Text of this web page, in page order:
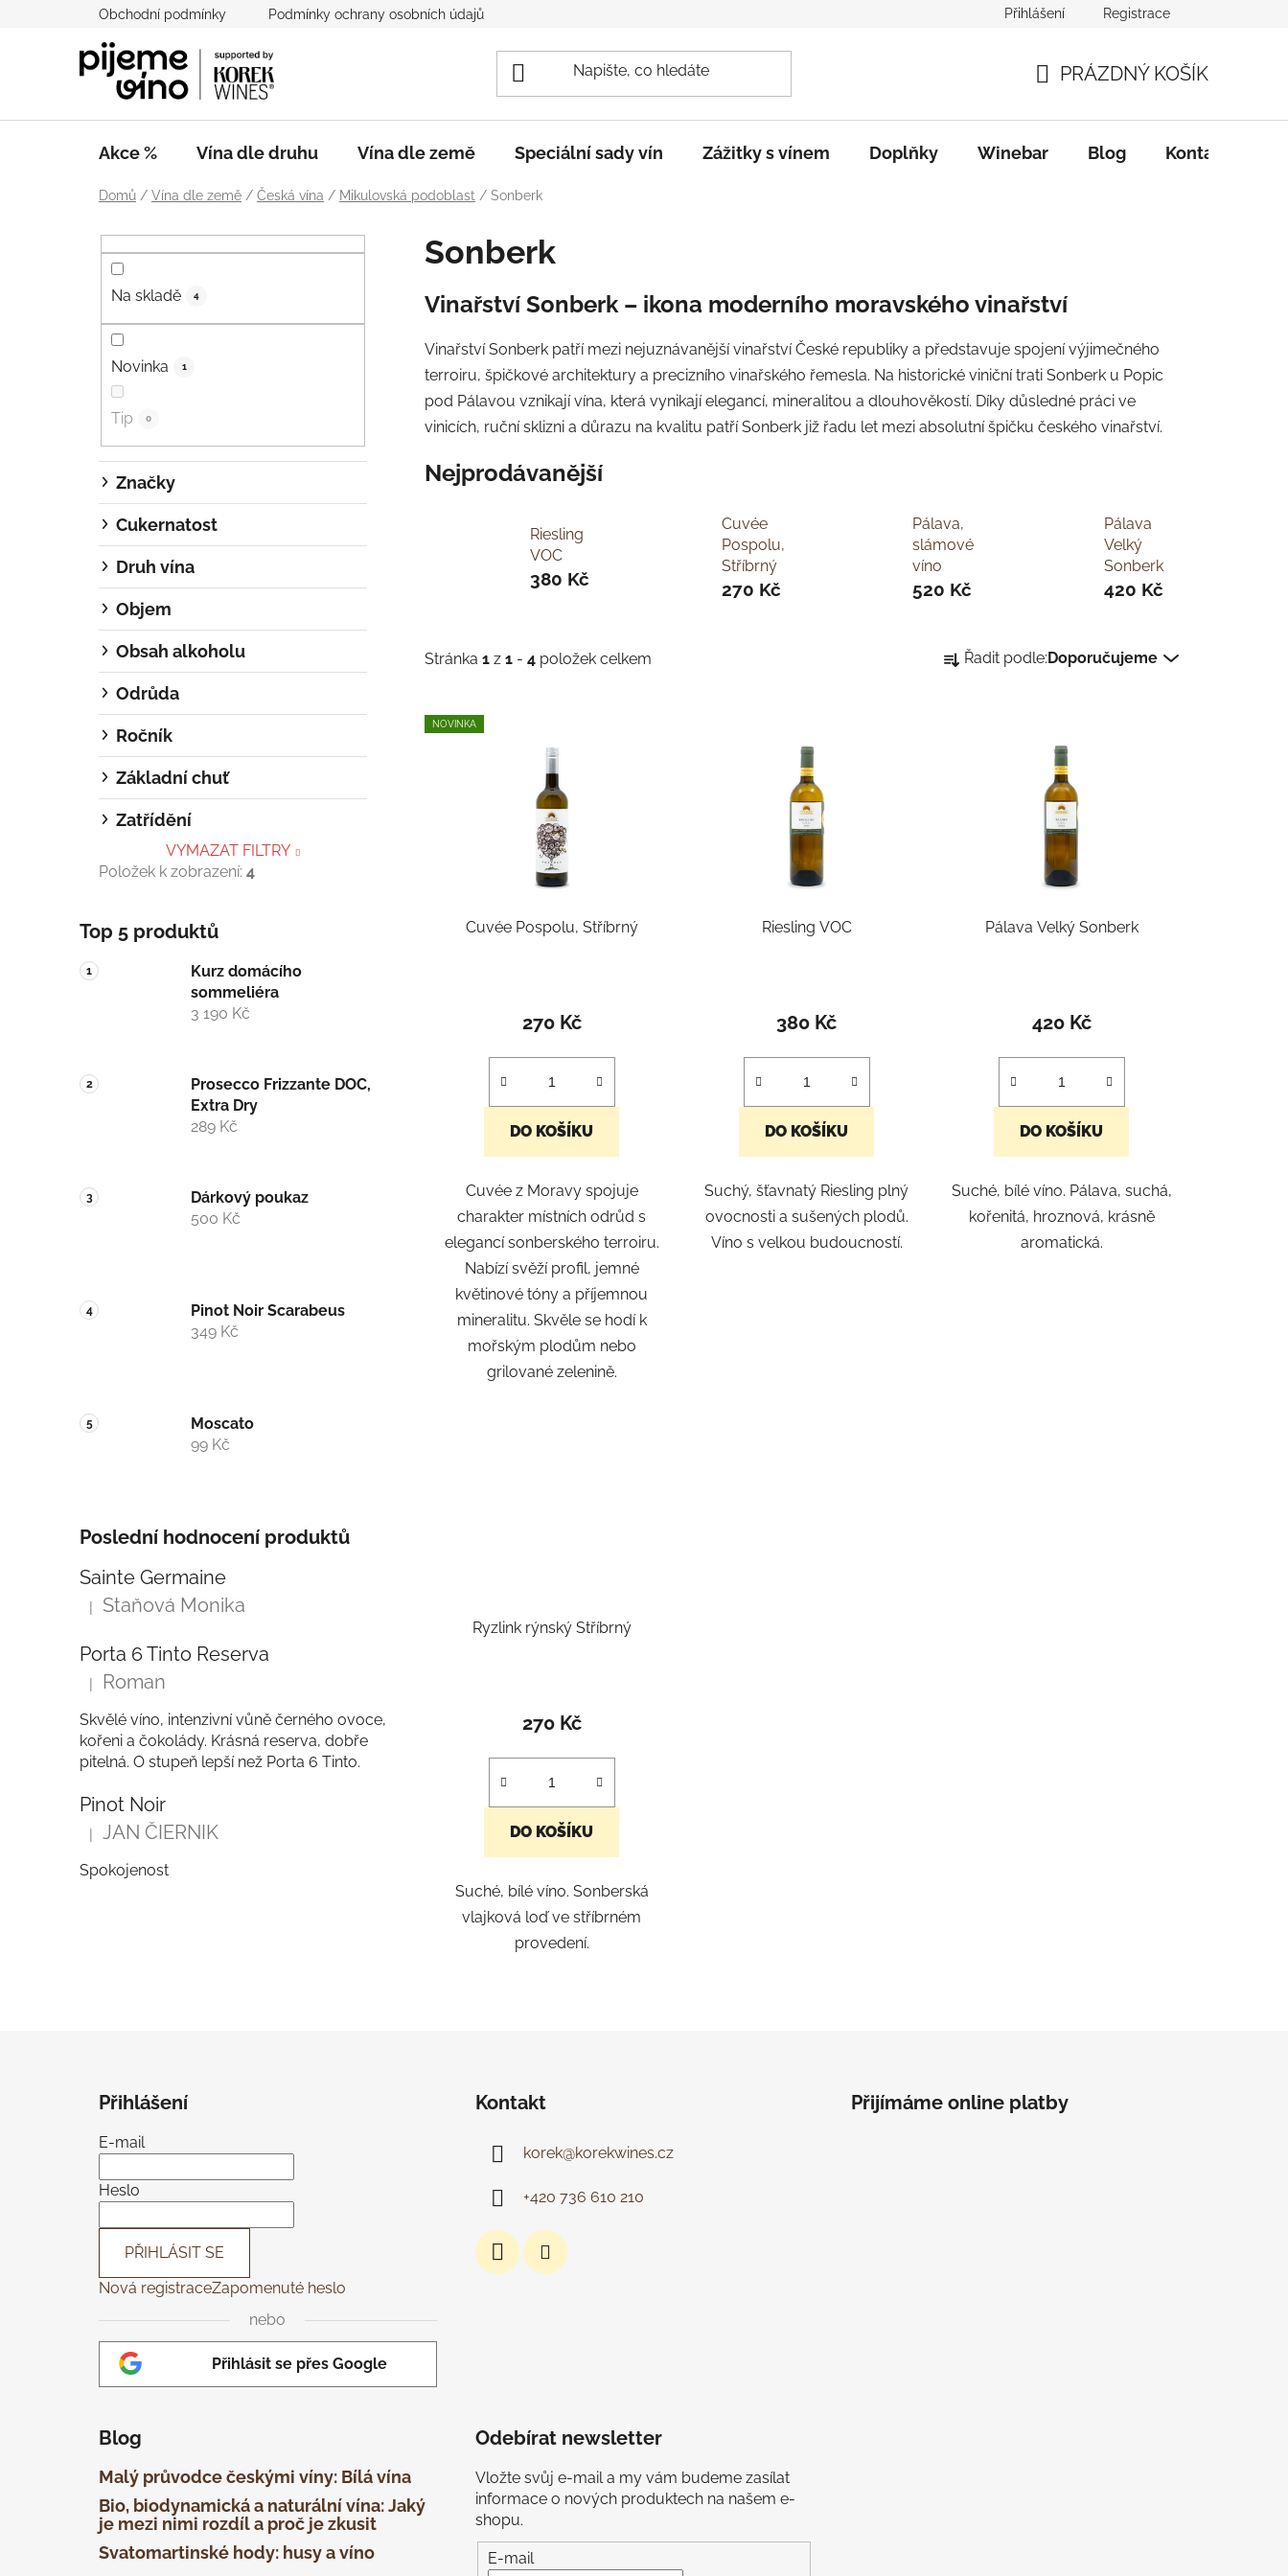
Obchodní podmínky Podmínky ochrany osobních údajů Přihlášení Registrace
KOŠÍK
PRÁZDNÝ KOŠÍK
Akce % Vína dle druhu Vína dle země Speciální sady vín Zážitky s vínem Doplňky Winebar Blog Kontakty
Domů / Vína dle země / Česká vína / Mikulovská podoblast / Sonberk
Na skladě 4
Novinka 1
Tip 0
Značky
Cukernatost
Druh vína
Objem
Obsah alkoholu
Odrůda
Ročník
Základní chuť
Zatřídění
VYMAZAT FILTRY
Položek k zobrazení: 4
Top 5 produktů
Kurz domácího
sommeliéra
3 190 Kč
Prosecco Frizzante DOC,
Extra Dry
289 Kč
Dárkový poukaz
500 Kč
Pinot Noir Scarabeus
349 Kč
Moscato
99 Kč
Poslední hodnocení produktů
Sainte Germaine
Hodnocení produktu je 5 z 5 hvězdiček.
| Staňová Monika
Porta 6 Tinto Reserva
Hodnocení produktu je 5 z 5 hvězdiček.
| Roman
Skvělé víno, intenzivní vůně černého ovoce,
kořeni a čokolády. Krásná reserva, dobře
pitelná. O stupeň lepší než Porta 6 Tinto.
Pinot Noir
Hodnocení produktu je 5 z 5 hvězdiček.
| JAN ČIERNIK
Spokojenost
Sonberk
Vinařství Sonberk – ikona moderního moravského vinařství
Vinařství Sonberk patří mezi nejuznávanější vinařství České republiky a představuje spojení výjimečného
terroiru, špičkové architektury a precizního vinařského řemesla. Na historické viniční trati Sonberk u Popic
pod Pálavou vznikají vína, která vynikají elegancí, mineralitou a dlouhověkostí. Díky důsledné práci ve
vinicích, ruční sklizni a důrazu na kvalitu patří Sonberk již řadu let mezi absolutní špičku českého vinařství.
Nejprodávanější
Riesling
VOC
380 Kč
Cuvée
Pospolu,
Stříbrný
270 Kč
Pálava,
slámové
víno
520 Kč
Pálava
Velký
Sonberk
420 Kč
Stránka 1 z 1 - 4 položek celkem
a Řadit podle: Doporučujeme
V
ý
NOVINKA
Cuvée Pospolu, Stříbrný
270 Kč
DO KOŠÍKU
Cuvée z Moravy spojuje
charakter místních odrůd s
elegancí sonberského terroiru.
Nabízí svěží profil, jemné
květinové tóny a příjemnou
mineralitu. Skvěle se hodí k
mořským plodům nebo
grilované zelenině.
Riesling VOC
380 Kč
DO KOŠÍKU
Suchý, šťavnatý Riesling plný
ovocnosti a sušených plodů.
Víno s velkou budoucností.
Pálava Velký Sonberk
420 Kč
DO KOŠÍKU
Suché, bílé víno. Pálava, suchá,
kořenitá, hroznová, krásně
aromatická.
Ryzlink rýnský Stříbrný
270 Kč
DO KOŠÍKU
Suché, bílé víno. Sonberská
vlajková loď ve stříbrném
provedení.
Přihlášení
E-mail
Heslo
PŘIHLÁSIT SE
Nová registraceZapomenuté heslo
nebo
Přihlásit se přes Google
Kontakt
korek@korekwines.cz
+420 736 610 210
Přijímáme online platby
Blog
Malý průvodce českými víny: Bílá vína
Bio, biodynamická a naturální vína: Jaký
je mezi nimi rozdíl a proč je zkusit
Svatomartinské hody: husy a víno
Odebírat newsletter
Vložte svůj e-mail a my vám budeme zasílat
informace o nových produktech na našem e-
shopu.
E-mail